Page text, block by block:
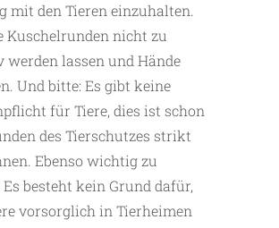
mit den Tieren einzuhalten.
Kuschelrunden nicht zu
werden lassen und Hände
Und bitte: Es gibt keine
für Tiere, dies ist schon
des Tierschutzes strikt
Ebenso wichtig zu
besteht kein Grund dafür,
vorsorglich in Tierheimen